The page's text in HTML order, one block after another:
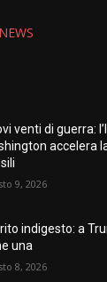
venti di guerra:
accelera
9, 2026
indigesto: a
una
8, 2026